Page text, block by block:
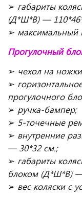
➢ габариты
(Д*Ш*В) —
➢ максимальный
Прогулочный
➢ чехол на
➢
прогулочного
➢ ручка-бампер;
➢ 5-точечные
➢ внутренние
— 30*32 см.;
➢ габариты
блоком (Д*Ш*В)
➢ вес коляски с